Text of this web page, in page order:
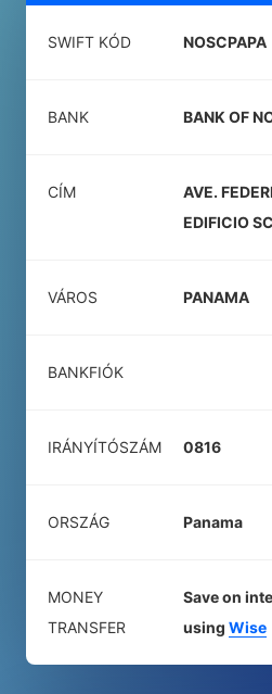
SWIFT KÓD NOSCPAPA
BANK BANK OF
CÍM
AVE.
EDIFICIO
VÁROS PANAMA
BANKFIÓK
IRÁNYÍTÓSZÁM 0816
ORSZÁG Panama
MONEY
TRANSFER
Save on
using Wise